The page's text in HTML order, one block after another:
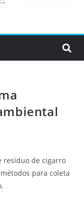
resíduo de cigarro
para coleta